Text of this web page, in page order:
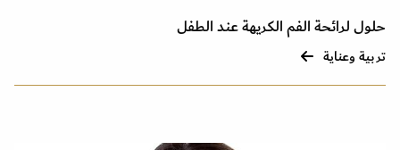
حلول لرائحة الفم الكريهة عند الطفل
تربية وعناية